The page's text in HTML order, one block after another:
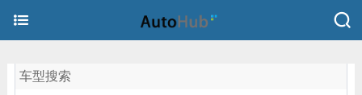
车型搜索